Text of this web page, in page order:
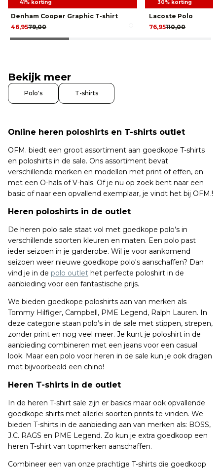
41% korting
Denham Cooper Graphic T-shirt
79,00
46,95
30% korting
Lacoste Polo
110,00
76,95
Bekijk meer
Polo's T-shirts
Online heren poloshirts en T-shirts outlet
OFM. biedt een groot assortiment aan goedkope T-shirts
en poloshirts in de sale. Ons assortiment bevat
verschillende merken en modellen met print of effen, en
met een O-hals of V-hals. Of je nu op zoek bent naar een
basic of naar een opvallend exemplaar, je vindt het bij OFM.!
Heren poloshirts in de outlet
De heren polo sale staat vol met goedkope polo’s in
verschillende soorten kleuren en maten. Een polo past
ieder seizoen in je garderobe. Wil je voor aankomend
seizoen weer nieuwe goedkope polo's aanschaffen? Dan
vind je in de polo outlet het perfecte poloshirt in de
aanbieding voor een fantastische prijs.
We bieden goedkope poloshirts aan van merken als
Tommy Hilfiger, Campbell, PME Legend, Ralph Lauren. In
deze categorie staan polo’s in de sale met stippen, strepen,
zonder print en nog veel meer. Je kunt je poloshirt in de
aanbieding combineren met een jeans voor een casual
look. Maar een polo voor heren in de sale kun je ook dragen
met bijvoorbeeld een chino!
Heren T-shirts in de outlet
In de heren T-shirt sale zijn er basics maar ook opvallende
goedkope shirts met allerlei soorten prints te vinden. We
bieden T-shirts in de aanbieding aan van merken als: BOSS,
J.C. RAGS en PME Legend. Zo kun je extra goedkoop een
heren T-shirt van topmerken aanschaffen.
Combineer een van onze prachtige T-shirts die goedkoop